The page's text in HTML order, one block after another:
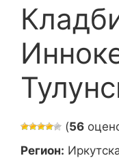
(56
Регион: